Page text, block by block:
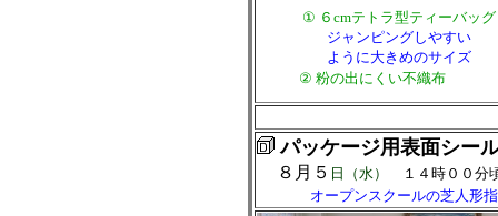
① ６cmテトラ型ティーバッグ
ジャンピングしやすい
ように大きめのサイズ
② 粉の出にくい不織布
パッケージ用表面シー
８月５ 日（水）
１４時００分
オープンスクールの芝人形